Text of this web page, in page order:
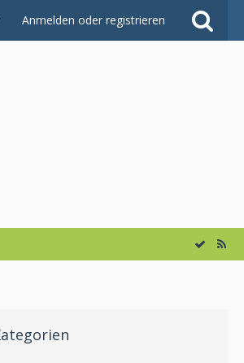
Anmelden oder registrieren